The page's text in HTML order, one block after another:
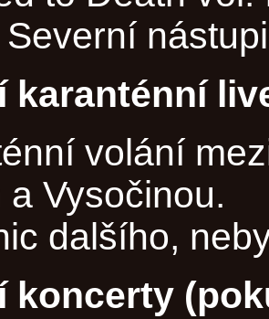
Severní
karanténní
volání
a Vysočinou.
dalšího,
koncerty